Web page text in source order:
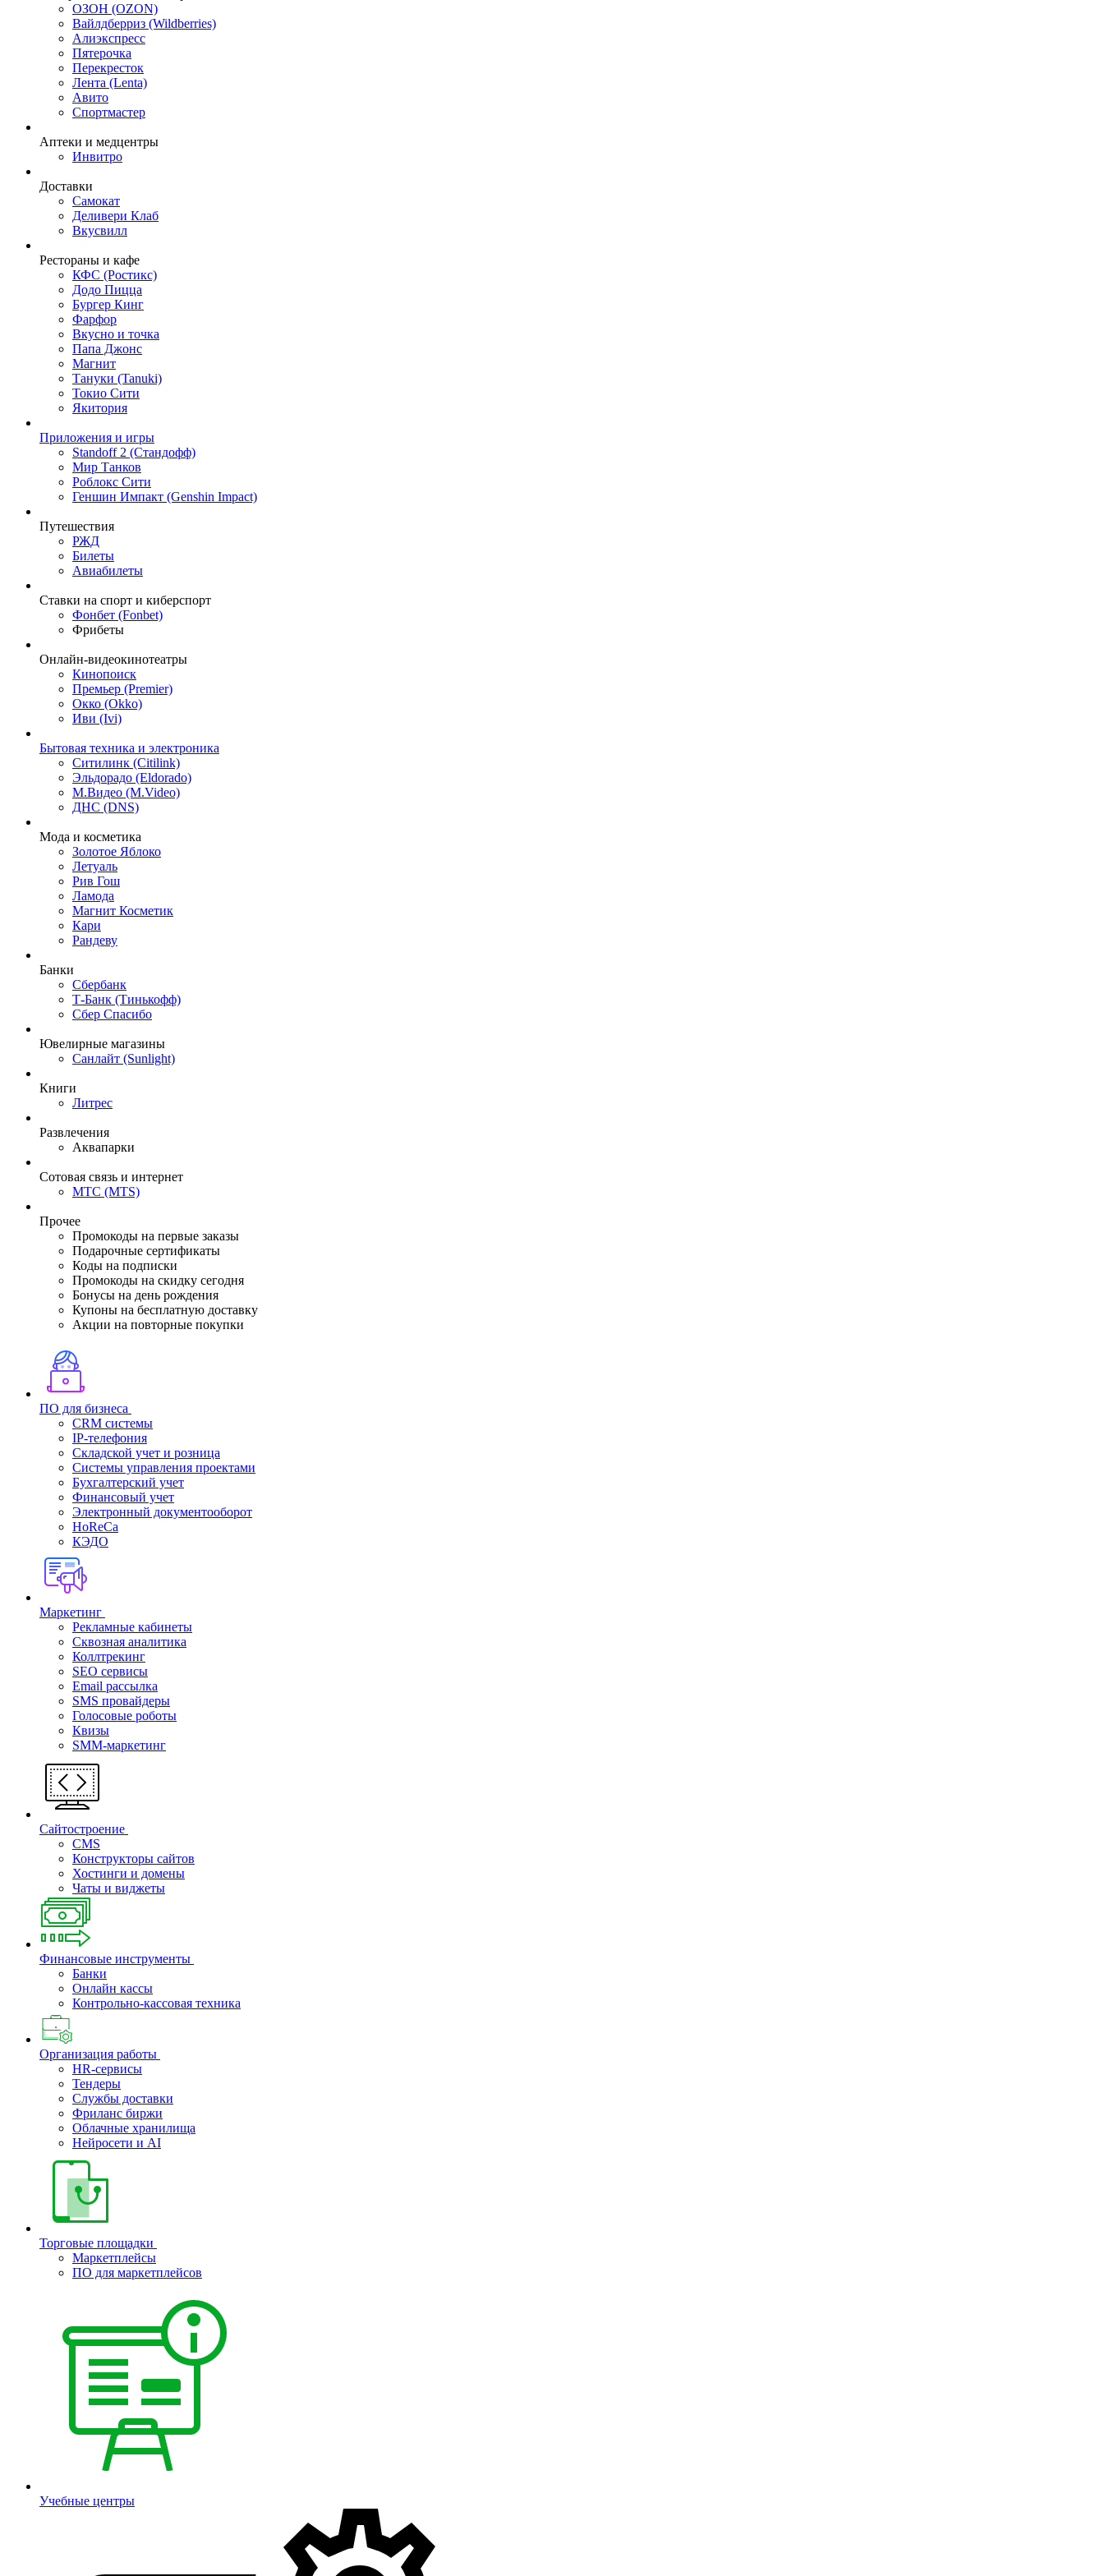
ОЗОН (OZON)
Вайлдберриз (Wildberries)
Алиэкспресс
Пятерочка
Перекресток
Лента (Lenta)
Авито
Спортмастер
Аптеки и медцентры
Инвитро
Доставки
Самокат
Деливери Клаб
Вкусвилл
Рестораны и кафе
КФС (Ростикс)
Додо Пицца
Бургер Кинг
Фарфор
Вкусно и точка
Папа Джонс
Магнит
Тануки (Tanuki)
Токио Сити
Якитория
Приложения и игры
Standoff 2 (Стандофф)
Мир Танков
Роблокс Сити
Геншин Импакт (Genshin Impact)
Путешествия
РЖД
Билеты
Авиабилеты
Ставки на спорт и киберспорт
Фонбет (Fonbet)
Фрибеты
Онлайн-видеокинотеатры
Кинопоиск
Премьер (Premier)
Окко (Okko)
Иви (Ivi)
Бытовая техника и электроника
Ситилинк (Citilink)
Эльдорадо (Eldorado)
М.Видео (M.Video)
ДНС (DNS)
Мода и косметика
Золотое Яблоко
Летуаль
Рив Гош
Ламода
Магнит Косметик
Кари
Рандеву
Банки
Сбербанк
Т-Банк (Тинькофф)
Сбер Спасибо
Ювелирные магазины
Санлайт (Sunlight)
Книги
Литрес
Развлечения
Аквапарки
Сотовая связь и интернет
МТС (MTS)
Прочее
Промокоды на первые заказы
Подарочные сертификаты
Коды на подписки
Промокоды на скидку сегодня
Бонусы на день рождения
Купоны на бесплатную доставку
Акции на повторные покупки
ПО для бизнеса
CRM системы
IP-телефония
Складской учет и розница
Системы управления проектами
Бухгалтерский учет
Финансовый учет
Электронный документооборот
HoReCa
КЭДО
Маркетинг
Рекламные кабинеты
Cквозная аналитика
Коллтрекинг
SEO сервисы
Email расcылка
SMS провайдеры
Голосовые роботы
Квизы
SMM-маркетинг
Сайтостроение
CMS
Конструкторы сайтов
Хостинги и домены
Чаты и виджеты
Финансовые инструменты
Банки
Онлайн кассы
Контрольно-кассовая техника
Организация работы
HR-сервисы
Тендеры
Службы доставки
Фриланс биржи
Облачные хранилища
Нейросети и AI
Торговые площадки
Маркетплейсы
ПО для маркетплейсов
Учебные центры